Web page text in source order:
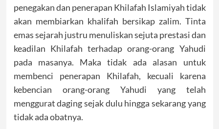
penegakan dan penerapan Khilafah Islamiyah tidak
akan membiarkan khalifah bersikap zalim. Tinta
emas sejarah justru menuliskan sejuta prestasi dan
keadilan Khilafah terhadap orang-orang Yahudi
pada masanya. Maka tidak ada alasan untuk
membenci penerapan Khilafah, kecuali karena
kebencian orang-orang Yahudi yang telah
menggurat daging sejak dulu hingga sekarang yang
tidak ada obatnya.